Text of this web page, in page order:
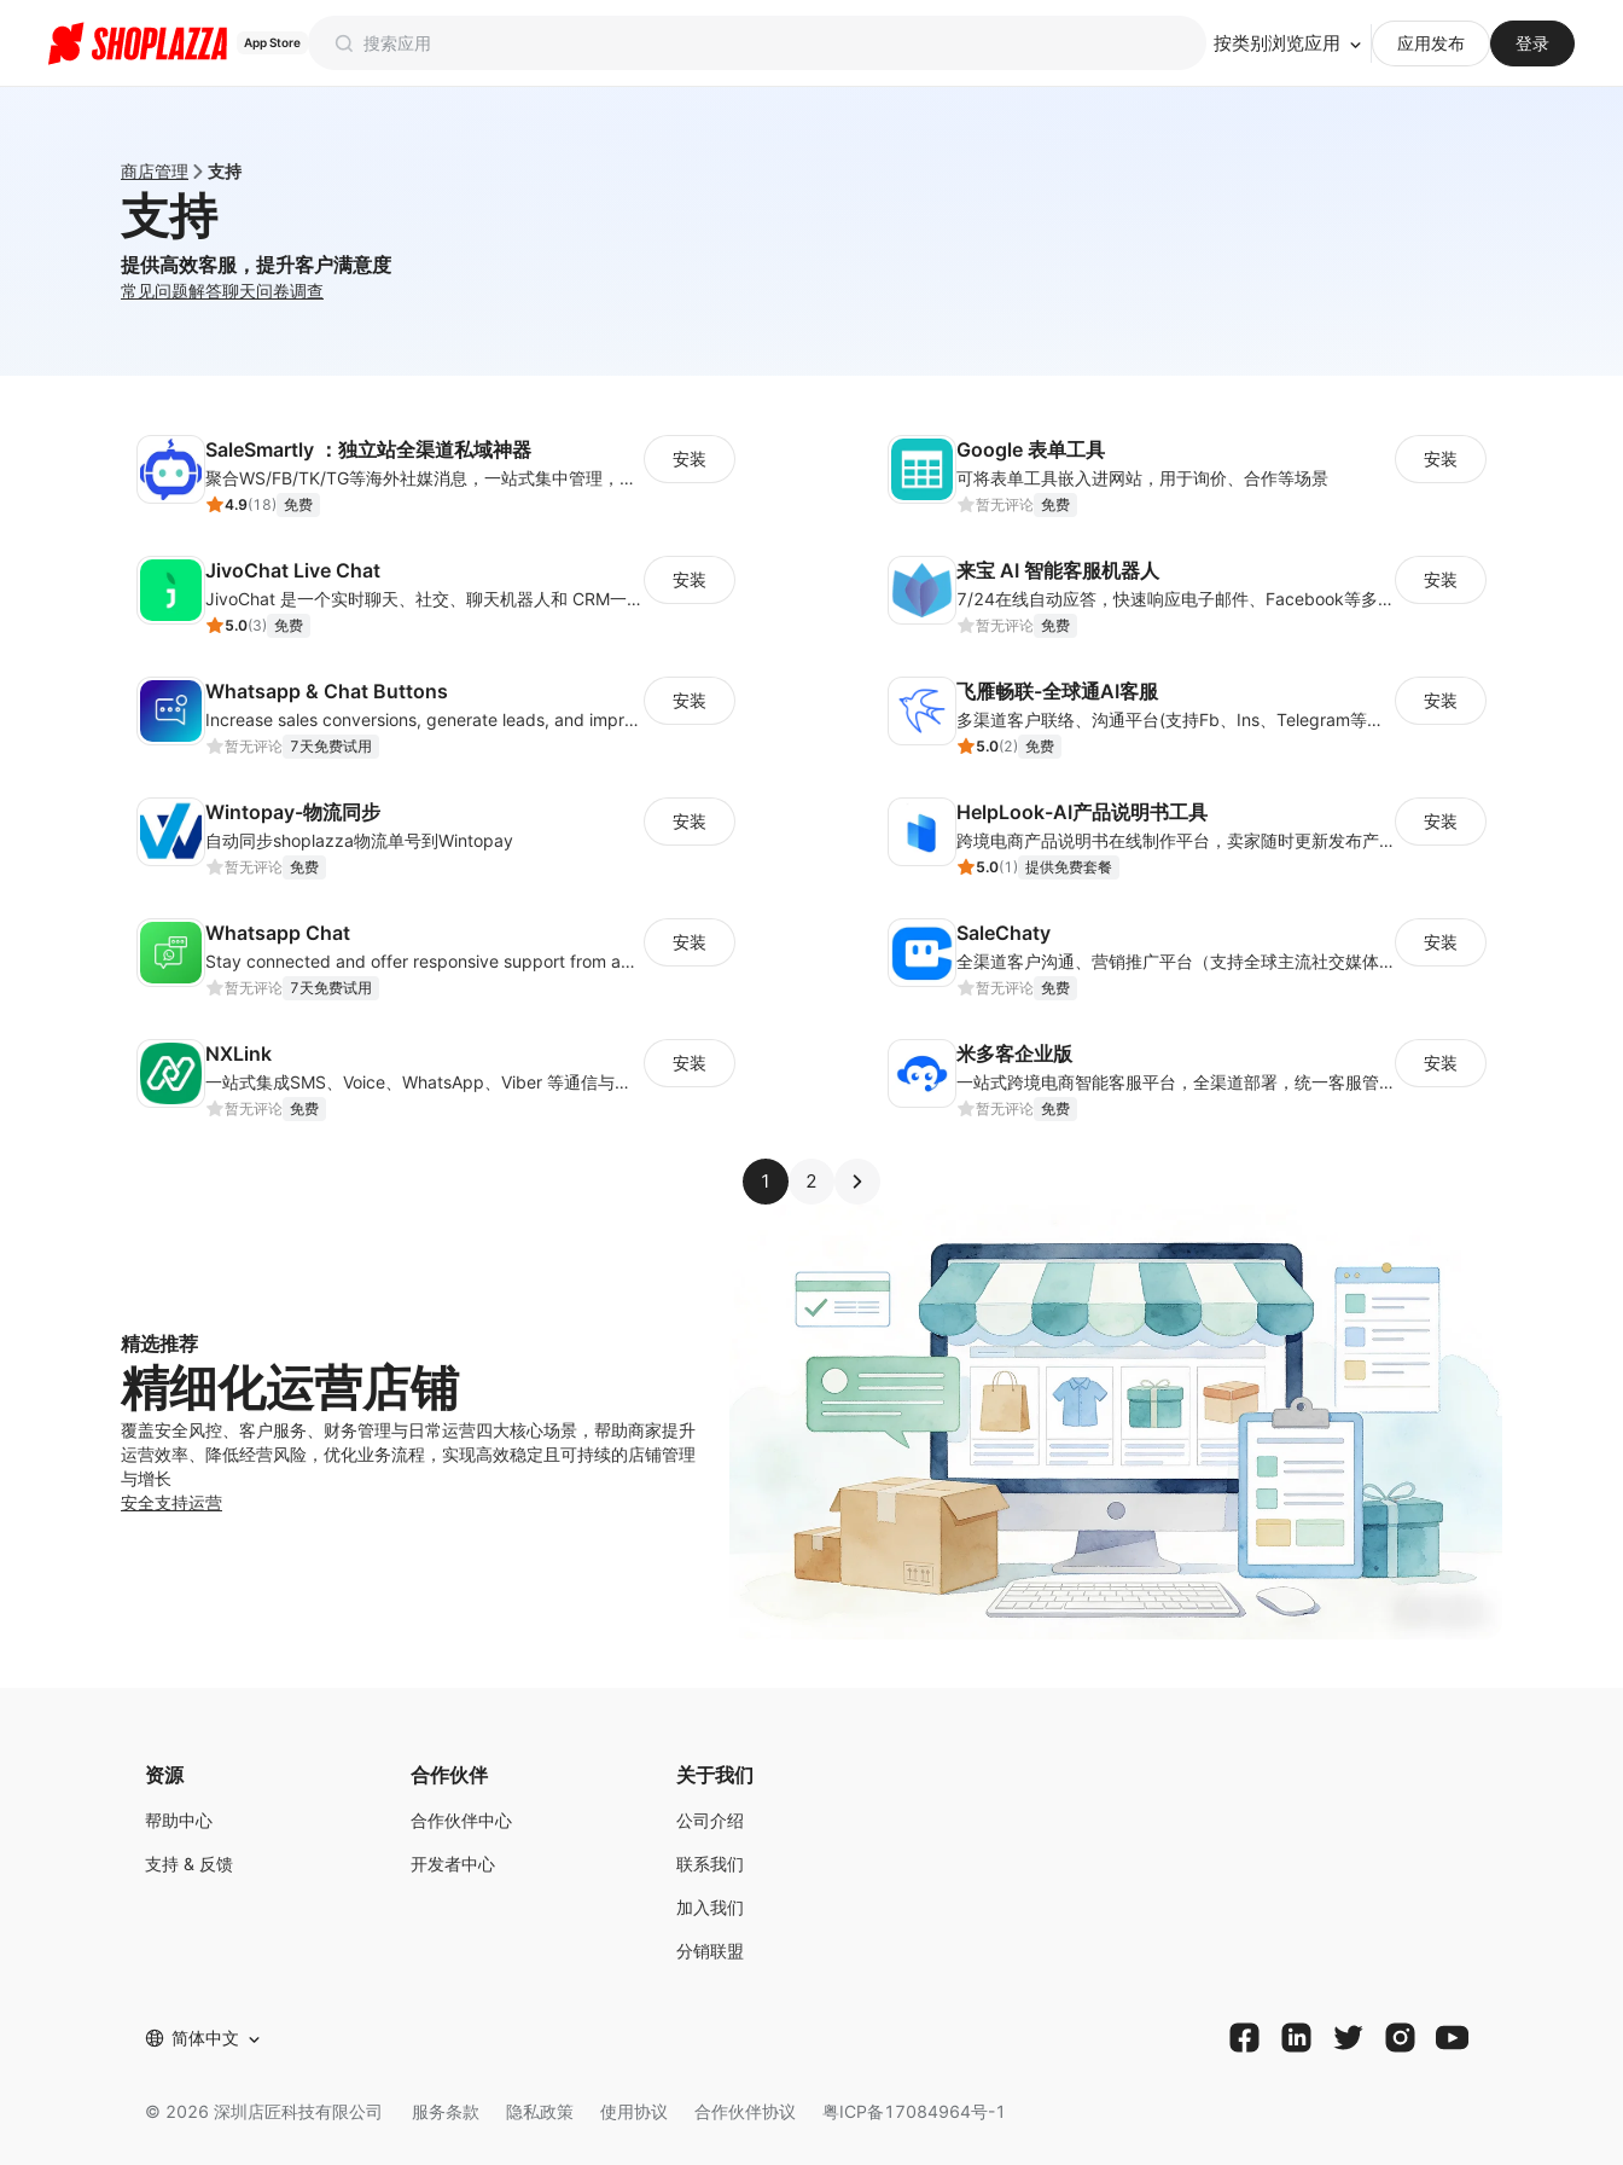
App Store 按类别浏览应用 应用发布 登录
商店管理 支持
支持
提供高效客服，提升客户满意度
常见问题解答聊天问卷调查
SaleSmartly ：独立站全渠道私域神器
聚合WS/FB/TK/TG等海外社媒消息，一站式集中管理，集成客户管理（SCRM）、多语言实时翻译及智能群发功能，助力独立站卖家高效协同跨境沟通。
4.9(18) 免费
安装 Google 表单工具
可将表单工具嵌入进网站，用于询价、合作等场景
暂无评论 免费
安装
JivoChat Live Chat
JivoChat 是一个实时聊天、社交、聊天机器人和 CRM一体化的应用。
5.0(3) 免费
安装 来宝 AI 智能客服机器人
7/24在线自动应答，快速响应电子邮件、Facebook等多种渠道客户咨询，支持100+种语言，助力跨境电商服务全球买家
暂无评论 免费
安装
Whatsapp & Chat Buttons
Increase sales conversions, generate leads, and improve client support
暂无评论 7天免费试用
安装 飞雁畅联-全球通AI客服
多渠道客户联络、沟通平台(支持Fb、Ins、Telegram等渠道)；轻松定制基于企业私有数据的AI机器人；帮您提升转化率、复购率、客户满意度并降低服务成本
5.0(2) 免费
安装
Wintopay-物流同步
自动同步shoplazza物流单号到Wintopay
暂无评论 免费
安装 HelpLook-AI产品说明书工具
跨境电商产品说明书在线制作平台，卖家随时更新发布产品手册，支持二维码分享、加密访问、自定义手册链接、一键导出PDF，已接入ChatGPT能力，支持AI智能问答。
5.0(1 ) 提供免费套餐
安装
Whatsapp Chat
Stay connected and offer responsive support from any device via WhatsApp chat
暂无评论 7天免费试用
安装 SaleChaty
全渠道客户沟通、营销推广平台（支持全球主流社交媒体渠道）、AI机器人、知识库、智能营销、自动化流程、云设备、数据分析、实时翻译、客户管理、移动办公、托管聊天
暂无评论 免费
安装
NXLink
一站式集成SMS、Voice、WhatsApp、Viber 等通信与社媒能力，可精准触达目标用户，助力企业与全球用户沟通。
暂无评论 免费
安装 米多客企业版
一站式跨境电商智能客服平台，全渠道部署，统一客服管理平台，快速提升客服转化率。
暂无评论 免费
安装
1 2
精选推荐
精细化运营店铺
覆盖安全风控、客户服务、财务管理与日常运营四大核心场景，帮助商家提升
运营效率、降低经营风险，优化业务流程，实现高效稳定且可持续的店铺管理
与增长
安全支持运营
资源
帮助中心
支持 & 反馈
合作伙伴
合作伙伴中心
开发者中心
关于我们
公司介绍
联系我们
加入我们
分销联盟
简体中文
© 2026 深圳店匠科技有限公司 服务条款 隐私政策 使用协议 合作伙伴协议 粤ICP备17084964号-1